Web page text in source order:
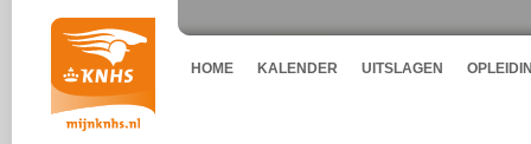
HOME KALENDER UITSLAGEN